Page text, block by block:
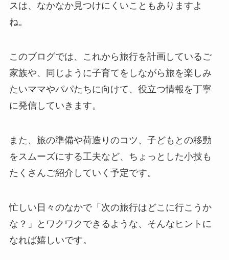
スは、なかなか見つけにくいこともありますよ
ね。
このブログでは、これから旅行を計画しているご
家族や、同じように子育てをしながら旅を楽しみ
たいママやパパたちに向けて、役立つ情報を丁寧
に発信していきます。
また、旅の準備や荷造りのコツ、子どもとの移動
をスムーズにする工夫など、ちょっとした小技も
たくさんご紹介していく予定です。
忙しい日々のなかで「次の旅行はどこに行こうか
な？」とワクワクできるような、そんなヒントに
なれば嬉しいです。